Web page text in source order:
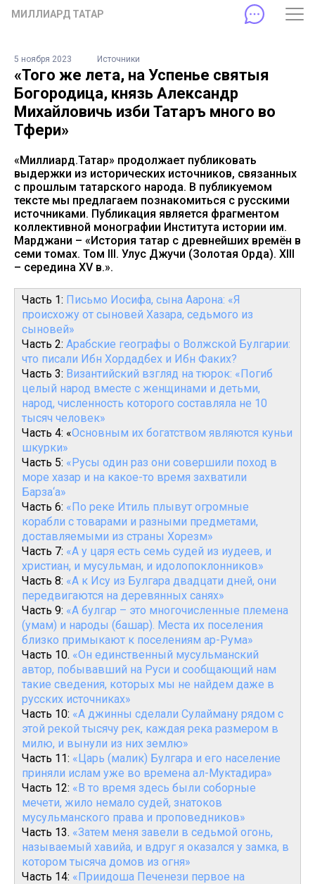
МИЛЛИАРД ТАТАР
5 ноября 2023 Источники
«Того же лета, на Успенье святыя
Богородица, князь Александр
Михайловичь изби Татаръ много во
Тфери»
«Миллиард.Татар» продолжает публиковать
выдержки из исторических источников, связанных
с прошлым татарского народа. В публикуемом
тексте мы предлагаем познакомиться с русскими
источниками. Публикация является фрагментом
коллективной монографии Института истории им.
Марджани – «История татар с древнейших времён в
семи томах. Том III. Улус Джучи (Золотая Орда). XIII
– середина XV в.».
Часть 1: Письмо Иосифа, сына Аарона: «Я
происхожу от сыновей Хазара, седьмого из
сыновей»
Часть 2: Арабские географы о Волжской Булгарии:
что писали Ибн Хордадбех и Ибн Факих?
Часть 3: Византийский взгляд на тюрок: «Погиб
целый народ вместе с женщинами и детьми,
народ, численность которого составляла не 10
тысяч человек»
Часть 4: «Основным их богатством являются куньи
шкурки»
Часть 5: «Русы один раз они совершили поход в
море хазар и на какое-то время захватили
Барза‘а»
Часть 6: «По реке Итиль плывут огромные
корабли с товарами и разными предметами,
доставляемыми из страны Хорезм»
Часть 7: «А у царя есть семь судей из иудеев, и
христиан, и мусульман, и идолопоклонников»
Часть 8: «А к Ису из Булгара двадцати дней, они
передвигаются на деревянных санях»
Часть 9: «А булгар – это многочисленные племена
(умам) и народы (башар). Места их поселения
близко примыкают к поселениям ар-Рума»
Часть 10. «Он единственный мусульманский
автор, побывавший на Руси и сообщающий нам
такие сведения, которых мы не найдем даже в
русских источниках»
Часть 10: «А джинны сделали Сулайману рядом с
этой рекой тысячу рек, каждая река размером в
милю, и вынули из них землю»
Часть 11: «Царь (малик) Булгара и его население
приняли ислам уже во времена ал-Муктадира»
Часть 12: «В то время здесь были соборные
мечети, жило немало судей, знатоков
мусульманского права и проповедников»
Часть 13. «Затем меня завели в седьмой огонь,
называемый хавийа, и вдруг я оказался у замка, в
котором тысяча домов из огня»
Часть 14: «Приидоша Печенези первое на